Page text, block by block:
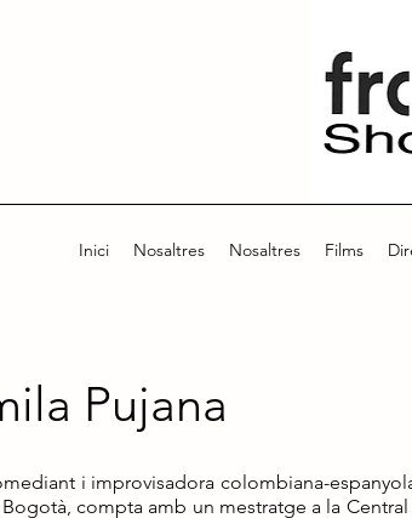
Inici Nosaltres Nosaltres Films
Pujana
i improvisadora colombiana-
compta amb un mestratge a la